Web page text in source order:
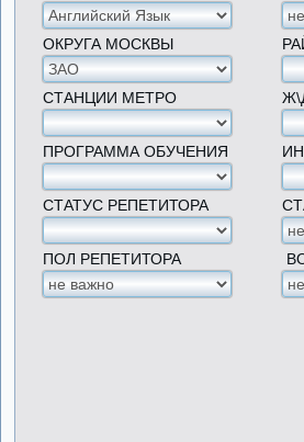
ОКРУГА МОСКВЫ
СТАНЦИИ МЕТРО
ПРОГРАММА ОБУЧЕНИЯ
СТАТУС РЕПЕТИТОРА
ПОЛ РЕПЕТИТОРА